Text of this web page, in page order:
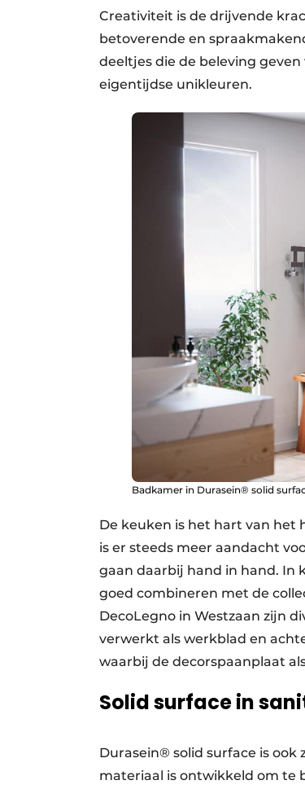
Creativiteit is de drijvende
betoverende en
deeltjes die de beleving
eigentijdse unikleuren.
Badkamer in Durasein® solid
De keuken is het hart van het
is er steeds meer aandacht
gaan daarbij hand in hand. In
goed combineren met de
DecoLegno in Westzaan zijn
verwerkt als werkblad en
waarbij de decorspaanplaat
Solid surface in
Durasein® solid surface is
materiaal is ontwikkeld om te